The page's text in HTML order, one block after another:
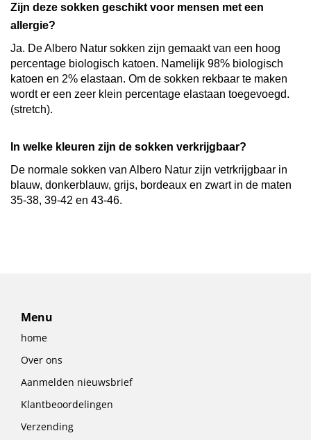
Zijn deze sokken geschikt voor mensen met een
allergie?
Ja. De Albero Natur sokken zijn gemaakt van een hoog
percentage biologisch katoen. Namelijk 98% biologisch
katoen en 2% elastaan. Om de sokken rekbaar te maken
wordt er een zeer klein percentage elastaan toegevoegd.
(stretch).
In welke kleuren zijn de sokken verkrijgbaar?
De normale sokken van Albero Natur zijn vetrkrijgbaar in
blauw, donkerblauw, grijs, bordeaux en zwart in de maten
35-38, 39-42 en 43-46.
Menu
home
Over ons
Aanmelden nieuwsbrief
Klantbeoordelingen
Verzending